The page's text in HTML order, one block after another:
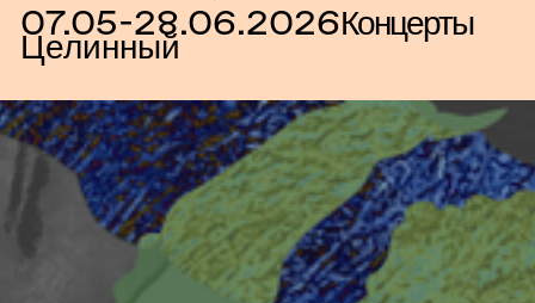
07.05-28.06.2026Концерты
Целинный